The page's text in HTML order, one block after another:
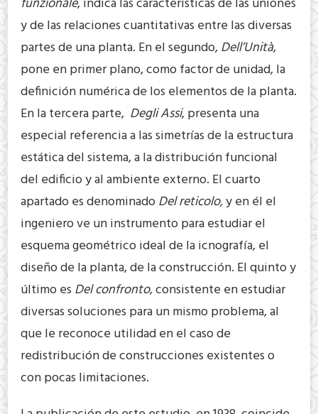
y de las relaciones cuantitativas entre las diversas
partes de una planta. En el segundo,Dell’Unità,
pone en primer plano, como factor de unidad, la
definición numérica de los elementos de la planta.
En la tercera parte, Degli Assi, presenta una
especial referencia a las simetrías de la estructura
estática del sistema, a la distribución funcional
del edificio y al ambiente externo. El cuarto
apartado es denominadoDel reticolo,y en él el
ingeniero ve un instrumento para estudiar el
esquema geométrico ideal de la icnografía, el
diseño de la planta, de la construcción. El quinto y
último es Del confronto, consistente en estudiar
diversas soluciones para un mismo problema, al
que le reconoce utilidad en el caso de
redistribución de construcciones existentes o
con pocas limitaciones.